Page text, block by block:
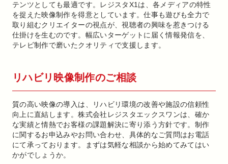
テンツとしても最適です。レジスタX1は、各メディアの特性
を捉えた映像制作を得意としています。仕事も遊びも全力で
取り組むクリエイターの視点が、視聴者の興味を惹きつける
仕掛けを生むのです。幅広いターゲットに届く情報発信を、
テレビ制作で磨いたクオリティで支援します。
リハビリ映像制作のご相談
質の高い映像の導入は、リハビリ環境の改善や施設の信頼性
向上に直結します。株式会社レジスタエックスワンは、確か
な実績と情熱でお客様の課題解決に寄り添う方針です。制作
に関するお申込みやお問い合わせ、具体的なご質問はお電話
にて承っております。まずは気軽な相談から始めてみてはい
かがでしょうか。